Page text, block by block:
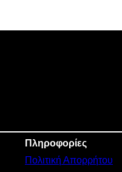
Πληροφορίες
Πολιτική Απορρήτου